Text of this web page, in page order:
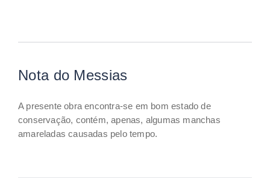
Nota do Messias
A presente obra encontra-se em bom estado de
conservação, contém, apenas, algumas manchas
amareladas causadas pelo tempo.